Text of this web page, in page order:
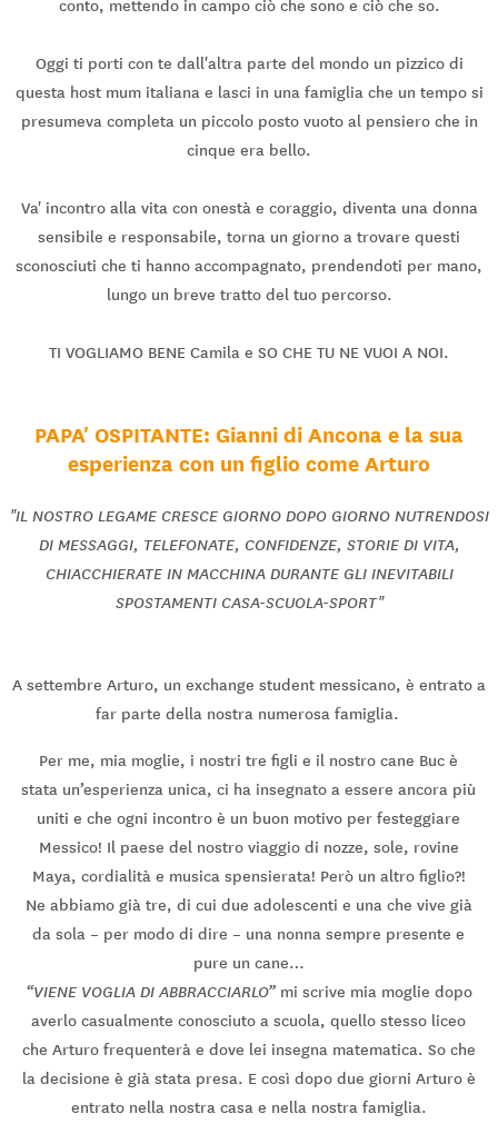
conto, mettendo in campo ciò che sono e ciò che so.
Oggi ti porti con te dall'altra parte del mondo un pizzico di
questa host mum italiana e lasci in una famiglia che un tempo si
presumeva completa un piccolo posto vuoto al pensiero che in
cinque era bello.
Va' incontro alla vita con onestà e coraggio, diventa una donna
sensibile e responsabile, torna un giorno a trovare questi
sconosciuti che ti hanno accompagnato, prendendoti per mano,
lungo un breve tratto del tuo percorso.
TI VOGLIAMO BENE Camila e SO CHE TU NE VUOI A NOI.
PAPA' OSPITANTE: Gianni di Ancona e la sua
esperienza con un figlio come Arturo
"IL NOSTRO LEGAME CRESCE GIORNO DOPO GIORNO NUTRENDOSI
DI MESSAGGI, TELEFONATE, CONFIDENZE, STORIE DI VITA,
CHIACCHIERATE IN MACCHINA DURANTE GLI INEVITABILI
SPOSTAMENTI CASA-SCUOLA-SPORT"
A settembre Arturo, un exchange student messicano, è entrato a
far parte della nostra numerosa famiglia.
Per me, mia moglie, i nostri tre figli e il nostro cane Buc è
stata un’esperienza unica, ci ha insegnato a essere ancora più
uniti e che ogni incontro è un buon motivo per festeggiare
Messico! Il paese del nostro viaggio di nozze, sole, rovine
Maya, cordialità e musica spensierata! Però un altro figlio?!
Ne abbiamo già tre, di cui due adolescenti e una che vive già
da sola – per modo di dire – una nonna sempre presente e
pure un cane…
“VIENE VOGLIA DI ABBRACCIARLO”mi scrive mia moglie dopo
averlo casualmente conosciuto a scuola, quello stesso liceo
che Arturo frequenterà e dove lei insegna matematica. So che
la decisione è già stata presa. E così dopo due giorni Arturo è
entrato nella nostra casa e nella nostra famiglia.